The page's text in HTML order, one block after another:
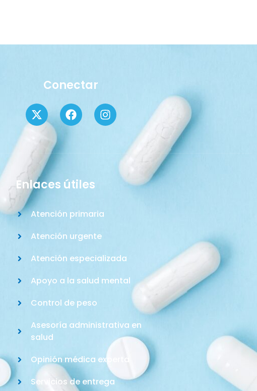
Conectar
Enlaces útiles
Atención primaria
Atención urgente
Atención especializada
Apoyo a la salud mental
Control de peso
Asesoría administrativa en
salud
Opinión médica experta
Servicios de entrega